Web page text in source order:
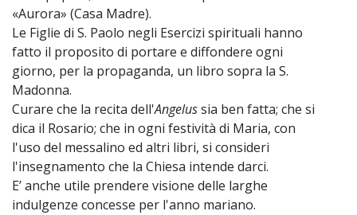
«Aurora» (Casa Madre).
Le Figlie di S. Paolo negli Esercizi spirituali hanno
fatto il proposito di portare e diffondere ogni
giorno, per la propaganda, un libro sopra la S.
Madonna.
Curare che la recita dell'Angelussia ben fatta; che si
dica il Rosario; che in ogni festività di Maria, con
l'uso del messalino ed altri libri, si consideri
l'insegnamento che la Chiesa intende darci.
E’ anche utile prendere visione delle larghe
indulgenze concesse per l'anno mariano.